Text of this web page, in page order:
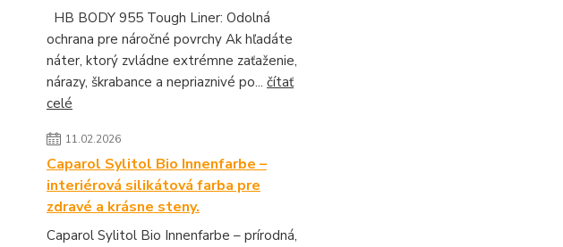
HB BODY 955 Tough Liner: Odolná
ochrana pre náročné povrchy Ak hľadáte
náter, ktorý zvládne extrémne zaťaženie,
nárazy, škrabance a nepriaznivé po... čítať
celé
11.02.2026
Caparol Sylitol Bio Innenfarbe –
interiérová silikátová farba pre
zdravé a krásne steny.
Caparol Sylitol Bio Innenfarbe – prírodná,